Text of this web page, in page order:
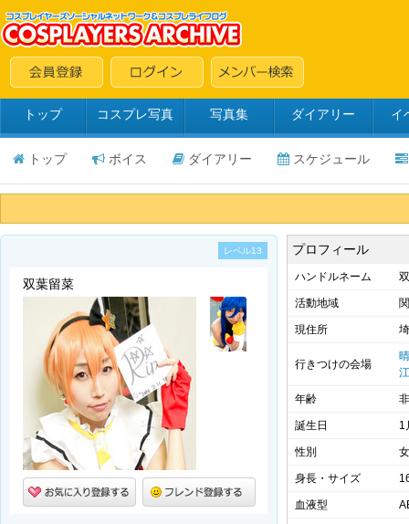
トップ コスプレ写真 写真集 ダイアリー イ
トップ ボイス ダイアリー スケジュール
レベル13
双葉留菜
プロフィール
ハンドルネーム
活動地域
現住所
行きつけの会場
年齢
誕生日 1
性別
身長・サイズ
血液型